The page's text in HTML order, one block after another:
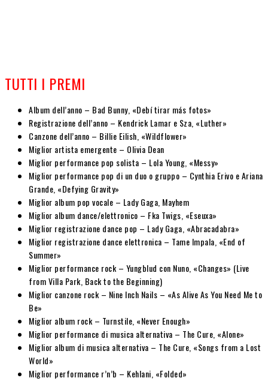
TUTTI I PREMI
Album dell’anno – Bad Bunny, «Debí tirar más fotos»
Registrazione dell’anno – Kendrick Lamar e Sza, «Luther»
Canzone dell’anno – Billie Eilish, «Wildflower»
Miglior artista emergente – Olivia Dean
Miglior performance pop solista – Lola Young, «Messy»
Miglior performance pop di un duo o gruppo – Cynthia Erivo e Ariana
Grande, «Defying Gravity»
Miglior album pop vocale – Lady Gaga, Mayhem
Miglior album dance/elettronico – Fka Twigs, «Eseuxa»
Miglior registrazione dance pop – Lady Gaga, «Abracadabra»
Miglior registrazione dance elettronica – Tame Impala, «End of
Summer»
Miglior performance rock – Yungblud con Nuno, «Changes» (Live
from Villa Park, Back to the Beginning)
Miglior canzone rock – Nine Inch Nails – «As Alive As You Need Me to
Be»
Miglior album rock – Turnstile, «Never Enough»
Miglior performance di musica alternativa – The Cure, «Alone»
Miglior album di musica alternativa – The Cure, «Songs from a Lost
World»
Miglior performance r’n’b – Kehlani, «Folded»